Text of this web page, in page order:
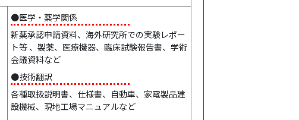
●医学・薬学関係
新薬承認申請資料、海外研究所での実験レポー
ト等 、製薬、医療機器、臨床試験報告書、学術
会議資料など
●技術翻訳
各種取扱説明書、仕様書、自動車、家電製品建
設機械、現地工場マニュアルなど